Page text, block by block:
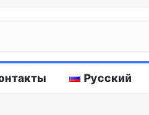
Русский